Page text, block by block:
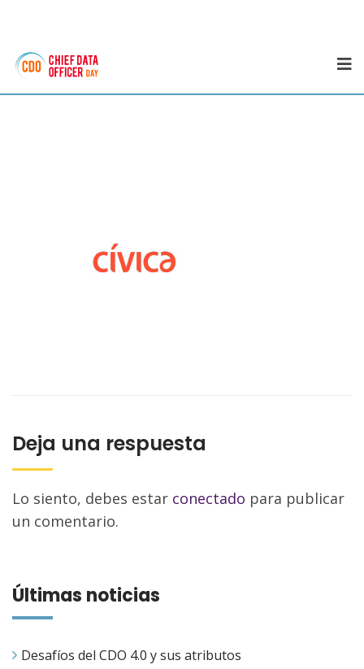
Deja una respuesta
Lo siento, debes estar conectado para publicar
un comentario.
Últimas noticias
Desafíos del CDO 4.0 y sus atributos